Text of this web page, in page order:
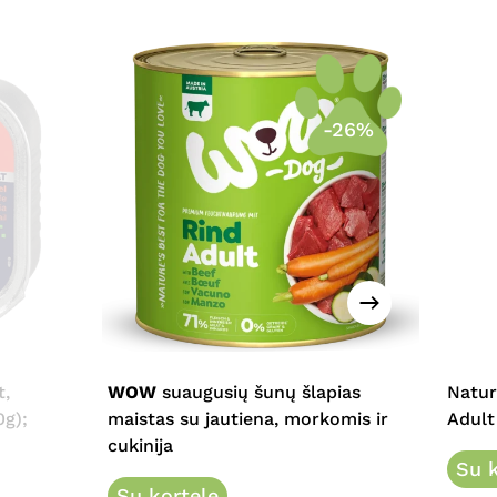
-26%
This
product
multiple
variants.
The
WOW suaugusių šunų šlapias
maistas su jautiena, morkomis ir
cukinija
Adult
Su